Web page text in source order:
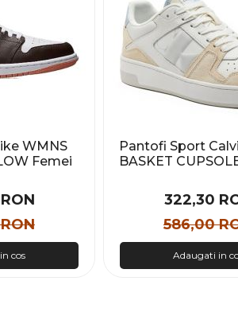
WMNS
Femei
cos
Pantofi Sport
BASKET
322,30
586,00
Adaugati in